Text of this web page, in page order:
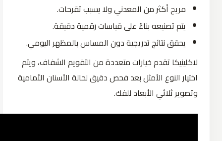
مريح أكثر من المعدني ولا يسبب تقرحات.
يتم تصنيعه بناءً على قياسات رقمية دقيقة.
يحقق نتائج تدريجية دون المساس بالمظهر اليومي.
لاكلينيكا تقدم خيارات متعددة من التقويم الشفاف، ويتم
اختيار النوع الأمثل بعد فحص دقيق لحالة الأسنان الأمامية
وتصوير ثلاثي الأبعاد للفك.